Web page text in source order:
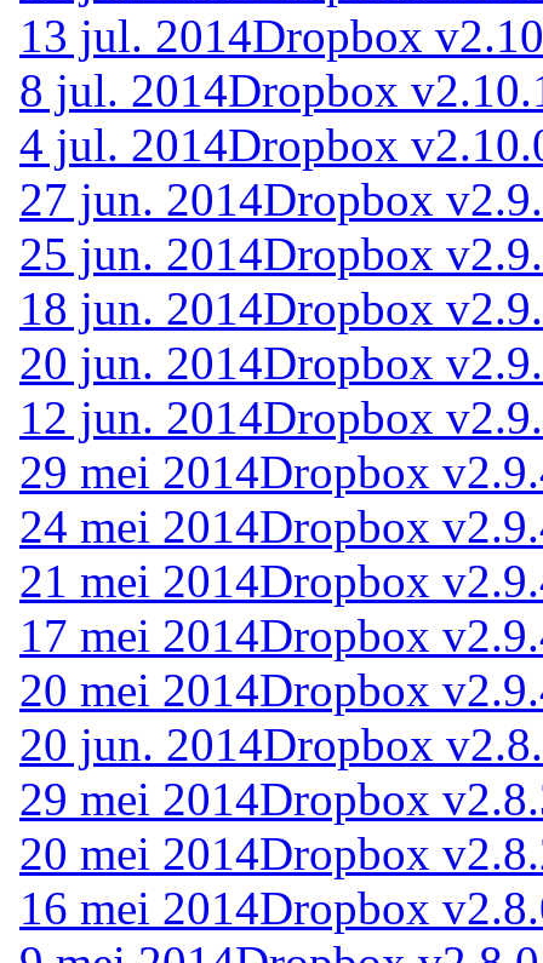
13 jul. 2014Dropbox
8 jul. 2014Dropbox
4 jul. 2014Dropbox
27 jun. 2014Dropbox
25 jun. 2014Dropbox
18 jun. 2014Dropbox
20 jun. 2014Dropbox
12 jun. 2014Dropbox
29 mei 2014Dropbox
24 mei 2014Dropbox
21 mei 2014Dropbox
17 mei 2014Dropbox
20 mei 2014Dropbox
20 jun. 2014Dropbox
29 mei 2014Dropbox
20 mei 2014Dropbox
16 mei 2014Dropbox